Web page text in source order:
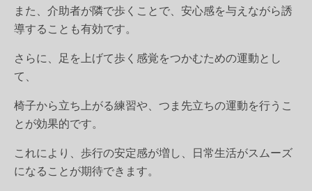
また、介助者が隣で歩くことで、安心感を与えながら誘
導することも有効です。
さらに、足を上げて歩く感覚をつかむための運動とし
て、
椅子から立ち上がる練習や、つま先立ちの運動を行うこ
とが効果的です。
これにより、歩行の安定感が増し、日常生活がスムーズ
になることが期待できます。